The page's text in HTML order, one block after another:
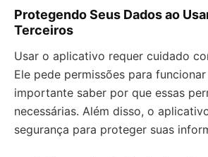
Protegendo Seus Dados ao
Terceiros
Usar o aplicativo requer cuidado
Ele pede permissões para funcionar
importante saber por que essas
necessárias. Além disso, o
segurança para proteger suas